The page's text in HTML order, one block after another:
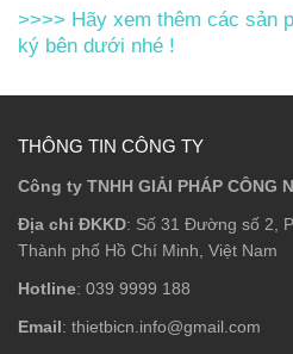
>>>> Hãy xem thêm các sản
ký bên dưới nhé !
THÔNG TIN CÔNG TY
Công ty TNHH GIẢI PHÁP CÔNG
Địa chỉ ĐKKD: Số 31 Đường số 2,
Thành phố Hồ Chí Minh, Việt Nam
Hotline: 039 9999 188
Email: thietbicn.info@gmail.com